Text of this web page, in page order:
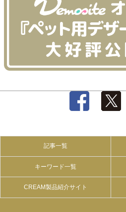
記事一覧
キーワード一覧
CREAM製品紹介サイト